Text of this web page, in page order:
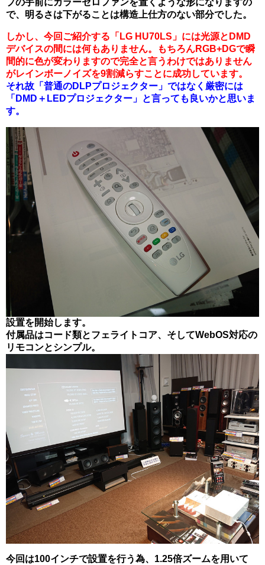
プの手前にカラーセロファンを置くような形になりますの
で、明るさは下がることは構造上仕方のない部分でした。
しかし、今回ご紹介する「LG HU70LS」には光源とDMD
デバイスの間には何もありません。もちろんRGB+DGで瞬
間的に色が変わりますので完全と言うわけではありません
がレインボーノイズを9割減らすことに成功しています。
それ故「普通のDLPプロジェクター」ではなく厳密には
「DMD＋LEDプロジェクター」と言っても良いかと思いま
す。
設置を開始します。
付属品はコード類とフェライトコア、そしてWebOS対応の
リモコンとシンプル。
今回は100インチで設置を行う為、1.25倍ズームを用いて